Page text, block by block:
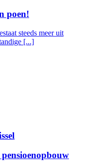
poen!
steeds meer uit
[...]